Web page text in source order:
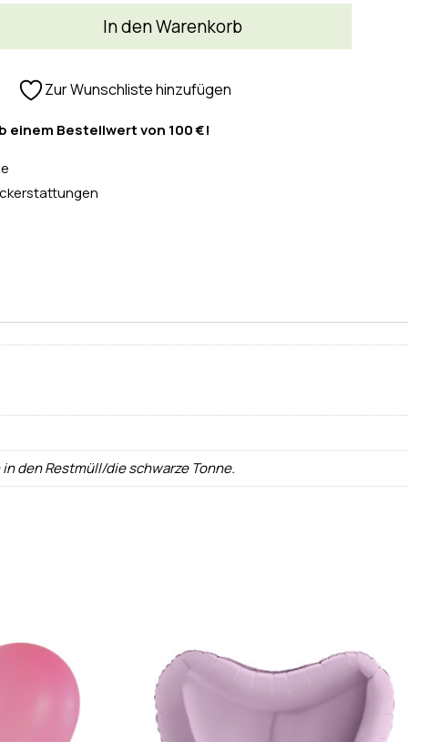
In den Warenkorb
Zur Wunschliste hinzufügen
einem Bestellwert von 100 €!
den Restmüll/die schwarze Tonne.